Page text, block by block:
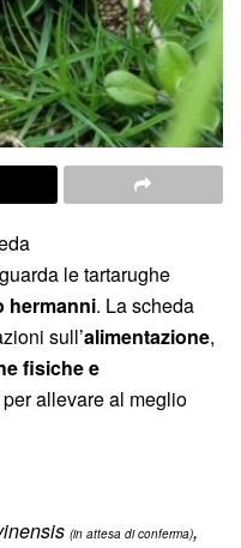
le tartarughe
hermanni. La scheda
sull’alimentazione,
fisiche e
allevare al meglio
(in attesa di conferma),